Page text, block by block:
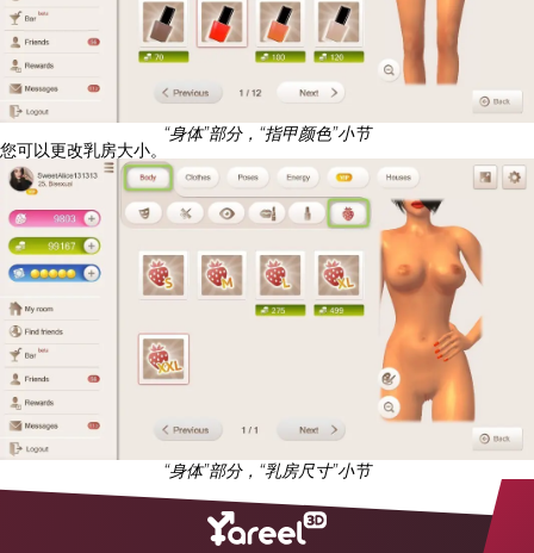
“身体”部分，“指甲颜色”小节
您可以更改乳房大小。
“身体”部分，“乳房尺寸”小节